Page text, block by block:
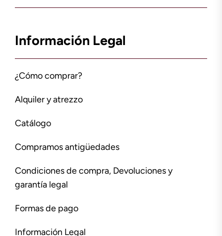
Información Legal
¿Cómo comprar?
Alquiler y atrezzo
Catálogo
Compramos antigüedades
Condiciones de compra, Devoluciones y
garantía legal
Formas de pago
Información Legal